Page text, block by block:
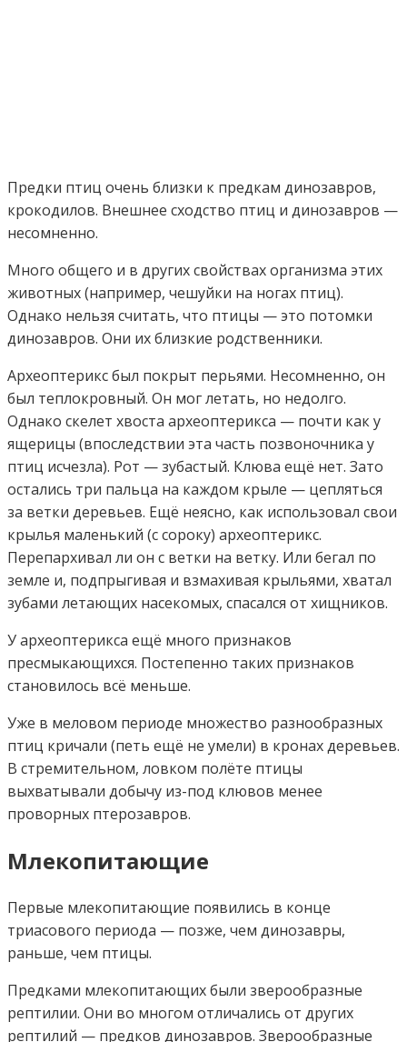
Предки птиц очень близки к предкам динозавров,
крокодилов. Внешнее сходство птиц и динозавров —
несомненно.
Много общего и в других свойствах организма этих
животных (например, чешуйки на ногах птиц).
Однако нельзя считать, что птицы — это потомки
динозавров. Они их близкие родственники.
Археоптерикс был покрыт перьями. Несомненно, он
был теплокровный. Он мог летать, но недолго.
Однако скелет хвоста археоптерикса — почти как у
ящерицы (впоследствии эта часть позвоночника у
птиц исчезла). Рот — зубастый. Клюва ещё нет. Зато
остались три пальца на каждом крыле — цепляться
за ветки деревьев. Ещё неясно, как использовал свои
крылья маленький (с сороку) археоптерикс.
Перепархивал ли он с ветки на ветку. Или бегал по
земле и, подпрыгивая и взмахивая крыльями, хватал
зубами летающих насекомых, спасался от хищников.
У археоптерикса ещё много признаков
пресмыкающихся. Постепенно таких признаков
становилось всё меньше.
Уже в меловом периоде множество разнообразных
птиц кричали (петь ещё не умели) в кронах деревьев.
В стремительном, ловком полёте птицы
выхватывали добычу из-под клювов менее
проворных птерозавров.
Млекопитающие
Первые млекопитающие появились в конце
триасового периода — позже, чем динозавры,
раньше, чем птицы.
Предками млекопитающих были зверообразные
рептилии. Они во многом отличались от других
рептилий — предков динозавров. Зверообразные